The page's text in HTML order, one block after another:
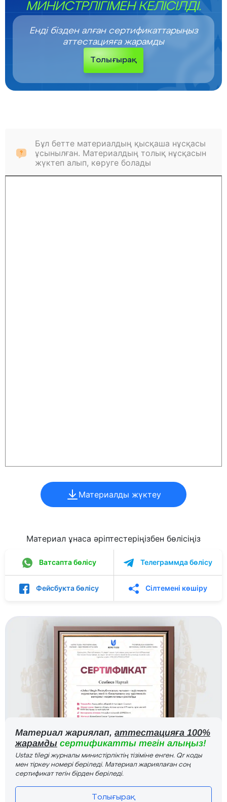
МИНИСТРЛІГІМЕН КЕЛІСІЛДІ.
Енді бізден алған сертификаттарыңыз
аттестацияға жарамды
Толығырақ
Бұл бетте материалдың қысқаша нұсқасы
ұсынылған. Материалдың толық нұсқасын
жүктеп алып, көруге болады
Материалды жүктеу
Материал ұнаса әріптестеріңізбен бөлісіңіз
Ватсапта бөлісу Телеграммда бөлісу
Фейсбукта бөлісу Сілтемені көшіру
Материал жариялап, аттестацияға 100%
жарамды сертификатты тегін алыңыз!
Ustaz tilegi журналы министірліктің тізіміне енген. Qr коды
мен тіркеу номері беріледі. Материал жариялаған соң
сертификат тегін бірден беріледі.
Толығырақ